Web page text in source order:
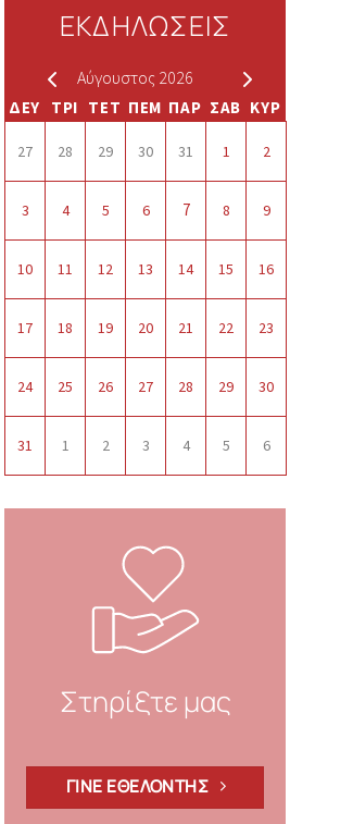
ΕΚΔΗΛΩΣΕΙΣ
Αύγουστος 2026
ΔΕΥ ΤΡΙ ΤΕΤ ΠΕΜ ΠΑΡ ΣΑΒ ΚΥΡ
27 28 29 30 31 1 2
3 4 5 6 7 8 9
10 11 12 13 14 15 16
17 18 19 20 21 22 23
24 25 26 27 28 29 30
31 1 2 3 4 5 6
Στηρίξτε μας
ΓΙΝΕ ΕΘΕΛΟΝΤΗΣ